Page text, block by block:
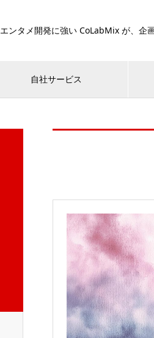
エンタメ開発に強い CoLabMix が、企
自社サービス